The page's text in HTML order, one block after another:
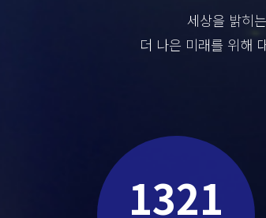
세상을 밝히
더 나은 미래를 위해
1321